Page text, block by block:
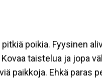
poikia. Fyysinen
taistelua ja jopa
paikkoja. Ehkä paras